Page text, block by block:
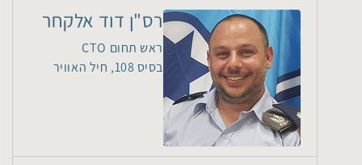
רס"ן דוד אלקחר
ראש תחום CTO
בסיס 108, חיל האוויר